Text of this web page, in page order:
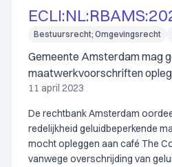
Bestuursrecht; Omgevingsrecht
Gemeente Amsterdam mag
maatwerkvoorschriften
11 april 2023
De rechtbank Amsterdam
redelijkheid geluidbeperkende
mocht opleggen aan café The
vanwege overschrijding van